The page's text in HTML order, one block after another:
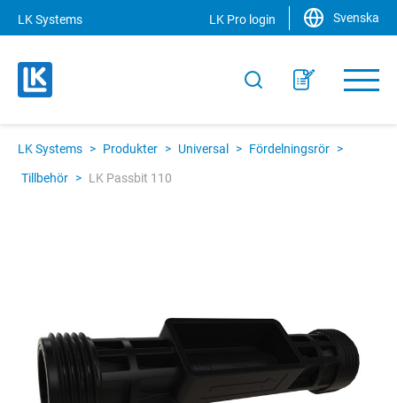
LK Systems LK Pro login Svenska
LK Systems > Produkter > Universal > Fördelningsrör >
Tillbehör > LK Passbit 110